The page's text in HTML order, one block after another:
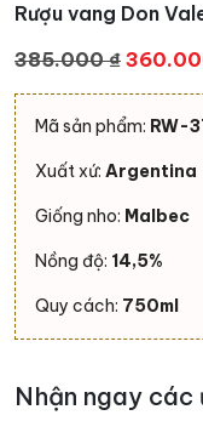
Rượu vang Don
385.000₫ Giá
gốc
là:
Mã sản phẩm: RW-
Xuất xứ: Argentina
Giống nho: Malbec
Nồng độ: 14,5%
Quy cách: 750ml
Nhận ngay các